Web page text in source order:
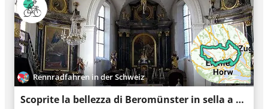
Rennradfahren in der Schweiz
Scoprite la bellezza di Beromünster in sella a una bici da strada lungo Sursee